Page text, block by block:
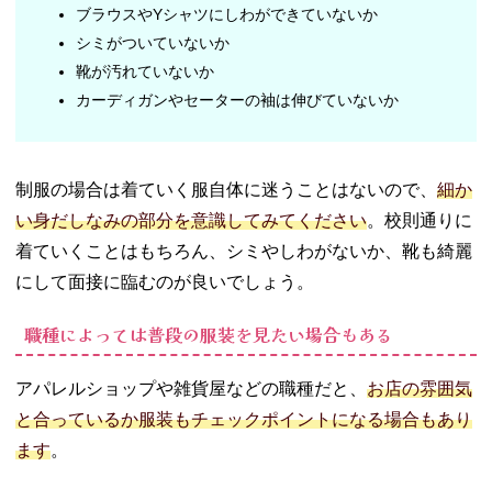
の服装Q＆A
− 冬はマフ
ラーやアウ
ターを身に
− 面接のと
きマスクは
外したほう
が良いの？
− 証明写真
服どっちが
いい？
07. 服装以外にバ
生が気をつける
ポイント
ブラウスやYシャツにしわができていないか
シミがついていないか
靴が汚れていないか
カーディガンやセーターの袖は伸びていないか
制服の場合は着ていく服自体に迷うことはないので、 細か
い身だしなみの部分を意識してみてください。校則通りに
着ていくことはもちろん、シミやしわがないか、靴も綺麗
にして面接に臨むのが良いでしょう。
職種によっては普段の服装を見たい場合もある
アパレルショップや雑貨屋などの職種だと、 お店の雰囲気
と合っているか服装もチェックポイントになる場合もあり
ます。